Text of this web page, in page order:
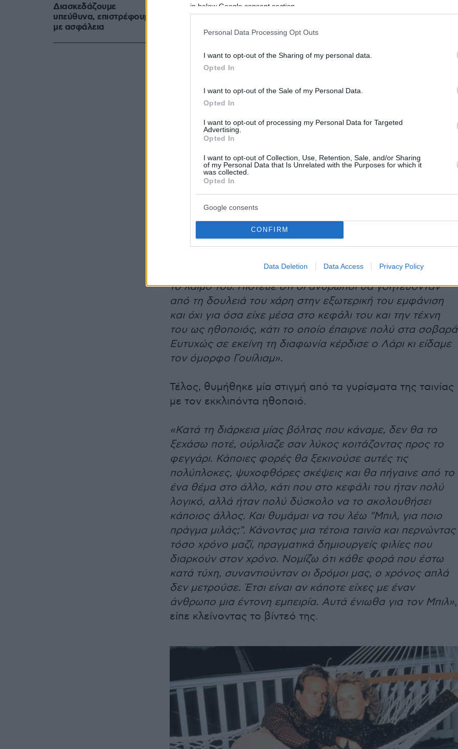
in below Google consent section.
Personal Data Processing Opt Outs
I want to opt-out of the Sharing of my personal data.
Opted In
I want to opt-out of the Sale of my Personal Data.
Opted In
I want to opt-out of processing my Personal Data for Targeted
Advertising.
Opted In
I want to opt-out of Collection, Use, Retention, Sale, and/or Sharing
of my Personal Data that Is Unrelated with the Purposes for which it
was collected.
Opted In
Google consents
CONFIRM
Data Deletion Data Access Privacy Policy
A post shared by The Real Glenn Close (@glennclose)
Στη συνέχεια, θυμάται κι άλλες στιγμές με τον Γουίλιαμ
Χαρτ και λέει για εκείνον:«Ήταν ένας από τους πιο
ένιωθε πως το πρόσωπό του θα ήταν μια θηλιά γύρω από
το λαιμό του. Πίστευε ότι οι άνθρωποι θα γοητεύονταν
από τη δουλειά του χάρη στην εξωτερική του εμφάνιση
και όχι για όσα είχε μέσα στο κεφάλι του και την τέχνη
του ως ηθοποιός, κάτι το οποίο έπαιρνε πολύ στα
Ευτυχώς σε εκείνη τη διαφωνία κέρδισε ο Λάρι κι είδαμε
τον όμορφο Γουίλιαμ».
Τέλος, θυμήθηκε μία στιγμή από τα γυρίσματα της ταινίας
με τον εκκλιπόντα ηθοποιό.
«Κατά τη διάρκεια μίας βόλτας που κάναμε, δεν θα το
ξεχάσω ποτέ, ούρλιαζε σαν λύκος κοιτάζοντας προς το
φεγγάρι. Κάποιες φορές θα ξεκινούσε αυτές τις
πολύπλοκες, ψυχοφθόρες σκέψεις και θα πήγαινε από το
ένα θέμα στο άλλο, κάτι που στο κεφάλι του ήταν πολύ
λογικό, αλλά ήταν πολύ δύσκολο να το ακολουθήσει
κάποιος άλλος. Και θυμάμαι να του λέω "Μπιλ, για ποιο
πράγμα μιλάς;". Κάνοντας μια τέτοια ταινία και περνώντας
τόσο χρόνο μαζί, πραγματικά δημιουργείς φιλίες που
διαρκούν στον χρόνο. Νομίζω ότι κάθε φορά που έστω
κατά τύχη, συναντιούνταν οι δρόμοι μας, ο χρόνος απλά
δεν μετρούσε. Έτσι είναι αν κάποτε είχες με έναν
άνθρωπο μια έντονη εμπειρία. Αυτά ένιωθα για τον Μπιλ»,
είπε κλείνοντας το βίντεό της.
Διασκεδάζουμε
υπεύθυνα, επιστρέφουμε
με ασφάλεια